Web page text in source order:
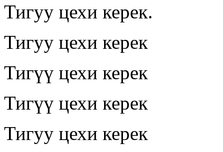
Тигуу цехи керек.
Тигуу цехи керек
Тигүү цехи керек
Тигүү цехи керек
Тигуу цехи керек